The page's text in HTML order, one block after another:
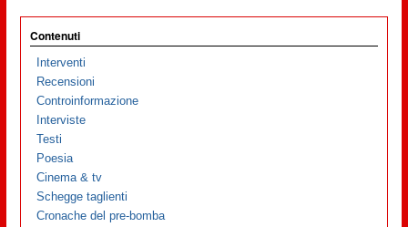
Contenuti
Interventi
Recensioni
Controinformazione
Interviste
Testi
Poesia
Cinema & tv
Schegge taglienti
Cronache del pre-bomba